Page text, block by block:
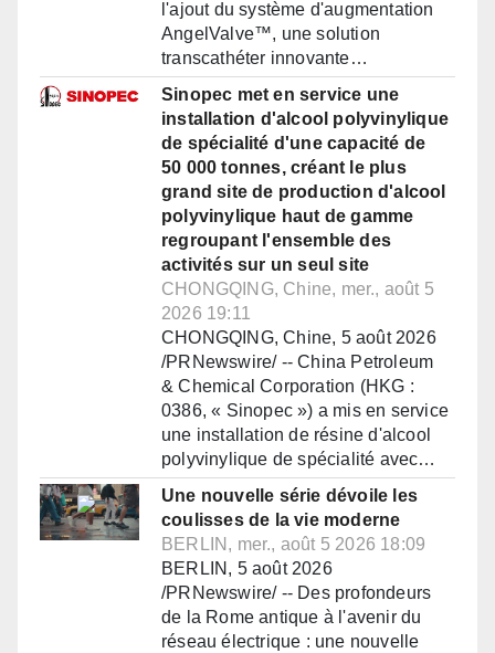
l'ajout du système d'augmentation
AngelValve™, une solution
transcathéter innovante…
Sinopec met en service une
installation d'alcool polyvinylique
de spécialité d'une capacité de
50 000 tonnes, créant le plus
grand site de production d'alcool
polyvinylique haut de gamme
regroupant l'ensemble des
activités sur un seul site
CHONGQING, Chine, mer., août 5
2026 19:11
CHONGQING, Chine, 5 août 2026
/PRNewswire/ -- China Petroleum
& Chemical Corporation (HKG :
0386, « Sinopec ») a mis en service
une installation de résine d'alcool
polyvinylique de spécialité avec…
Une nouvelle série dévoile les
coulisses de la vie moderne
BERLIN, mer., août 5 2026 18:09
BERLIN, 5 août 2026
/PRNewswire/ -- Des profondeurs
de la Rome antique à l'avenir du
réseau électrique : une nouvelle